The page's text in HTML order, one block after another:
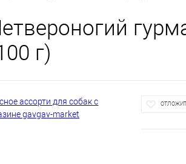
г)